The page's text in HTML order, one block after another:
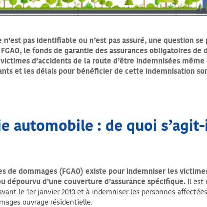
pas identifiable ou n’est pas assuré, une question se
le fonds de garantie des assurances obligatoires
d’accidents de la route d’être indemnisées
et les délais pour bénéficier de cette indemnisation
automobile : de quoi
de dommages (FGAO) existe pour indemniser les
dépourvu d’une couverture d’assurance spécifique. Il est
le 1er janvier 2013 et à indemniser les personnes
ouvrage résidentielle.